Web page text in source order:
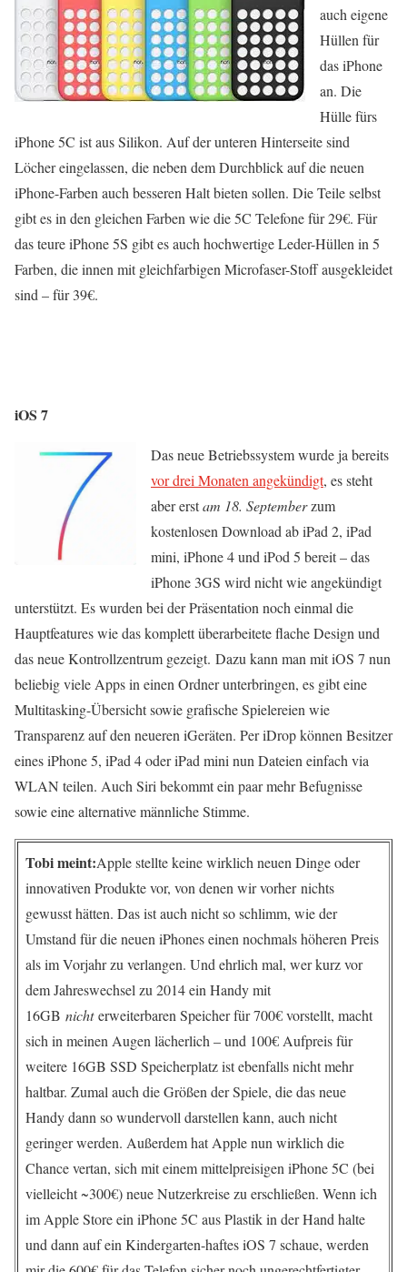
auch eigene
Hüllen für
das iPhone
an. Die
Hülle fürs
iPhone 5C ist aus Silikon. Auf der unteren Hinterseite sind
Löcher eingelassen, die neben dem Durchblick auf die neuen
iPhone-Farben auch besseren Halt bieten sollen. Die Teile selbst
gibt es in den gleichen Farben wie die 5C Telefone für 29€. Für
das teure iPhone 5S gibt es auch hochwertige Leder-Hüllen in 5
Farben, die innen mit gleichfarbigen Microfaser-Stoff ausgekleidet
sind – für 39€.
iOS 7
Das neue Betriebssystem wurde ja bereits
vor drei Monaten angekündigt, es steht
aber erstam 18. Septemberzum
kostenlosen Download ab iPad 2, iPad
mini, iPhone 4 und iPod 5 bereit – das
iPhone 3GS wird nicht wie angekündigt
unterstützt. Es wurden bei der Präsentation noch einmal die
Hauptfeatures wie das komplett überarbeitete flache Design und
das neue Kontrollzentrum gezeigt. Dazu kann man mit iOS 7 nun
beliebig viele Apps in einen Ordner unterbringen, es gibt eine
Multitasking-Übersicht sowie grafische Spielereien wie
Transparenz auf den neueren iGeräten. Per iDrop können Besitzer
eines iPhone 5, iPad 4 oder iPad mini nun Dateien einfach via
WLAN teilen. Auch Siri bekommt ein paar mehr Befugnisse
sowie eine alternative männliche Stimme.
Tobi meint:Apple stellte keine wirklich neuen Dinge oder
innovativen Produkte vor, von denen wir vorher nichts
gewusst hätten. Das ist auch nicht so schlimm, wie der
Umstand für die neuen iPhones einen nochmals höheren Preis
als im Vorjahr zu verlangen. Und ehrlich mal, wer kurz vor
dem Jahreswechsel zu 2014 ein Handy mit
16GB nichterweiterbaren Speicher für 700€ vorstellt, macht
sich in meinen Augen lächerlich – und 100€ Aufpreis für
weitere 16GB SSD Speicherplatz ist ebenfalls nicht mehr
haltbar. Zumal auch die Größen der Spiele, die das neue
Handy dann so wundervoll darstellen kann, auch nicht
geringer werden. Außerdem hat Apple nun wirklich die
Chance vertan, sich mit einem mittelpreisigen iPhone 5C (bei
vielleicht ~300€) neue Nutzerkreise zu erschließen. Wenn ich
im Apple Store ein iPhone 5C aus Plastik in der Hand halte
und dann auf ein Kindergarten-haftes iOS 7 schaue, werden